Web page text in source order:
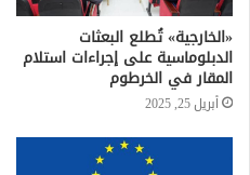
«الخارجية» تُطلع البعثات
الدبلوماسية على إجراءات استلام
المقار في الخرطوم
أبريل 25, 2025